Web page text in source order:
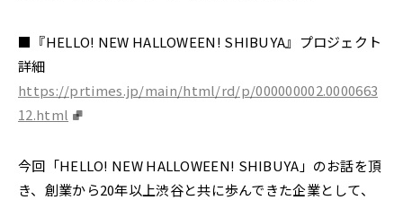
■『HELLO! NEW HALLOWEEN! SHIBUYA』プロジェクト
詳細
https://prtimes.jp/main/html/rd/p/000000002.0000663
12.html
今回「HELLO! NEW HALLOWEEN! SHIBUYA」のお話を頂
き、創業から20年以上渋谷と共に歩んできた企業として、